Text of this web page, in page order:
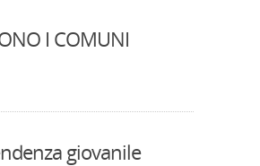
I COMUNI
giovanile